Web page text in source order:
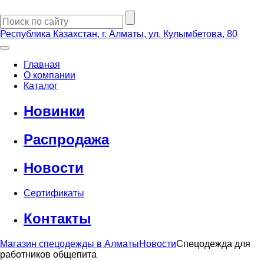
Республика Казахстан, г. Алматы, ул. Кулымбетова, 80
Главная
О компании
Каталог
Новинки
Распродажа
Новости
Сертификаты
Контакты
Магазин спецодежды в АлматыНовостиСпецодежда для
работников общепита